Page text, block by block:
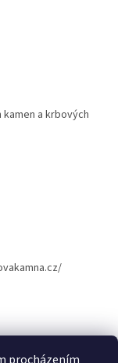
a krbových